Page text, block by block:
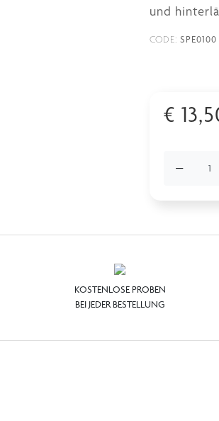
und
CODE:SPE0100
€
−
KOSTENLOSE PROBEN
BEI JEDER BESTELLUNG